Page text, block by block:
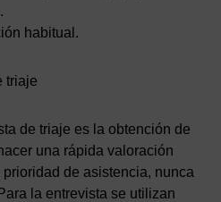
habitual.
triaje
de triaje es la obtención de
una rápida valoración
de asistencia, nunca
la entrevista se utilizan